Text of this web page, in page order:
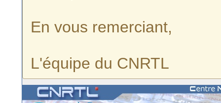
En vous remerciant,
L'équipe du CNRTL